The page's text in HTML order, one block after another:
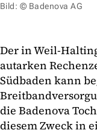
Bild: © Badenova AG
Der in Weil-
autarken
Südbaden kann
die Badenova
diesem Zweck in